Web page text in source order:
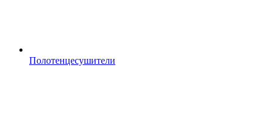
Полотенцесушители